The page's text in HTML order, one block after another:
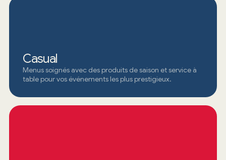
Casual
Menus soignés avec des produits de saison et service à
table pour vos événements les plus prestigieux.